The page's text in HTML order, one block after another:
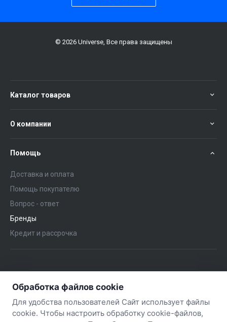
© 2026 Universe, Все права защищены
Каталог товаров
О компании
Помощь
Доставка и оплата
Помощь покупателю
Вопрос - ответ
Бренды
Кредит и рассрочка
+375 (29) 563-57-02
Обработка файлов cookie
Для удобства пользователей Сайт использует файлы
cookie. Чтобы настроить обработку cookie-файлов,